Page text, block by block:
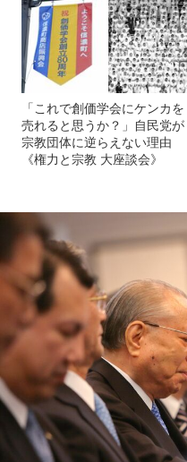
「これで創価学会にケンカを
売れると思うか？」自民党が
宗教団体に逆らえない理由
《権力と宗教 大座談会》